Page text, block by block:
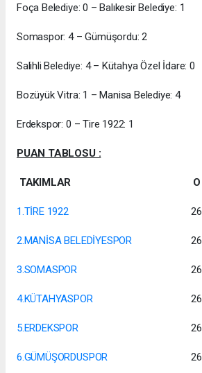
Foça Belediye: 0 – Balıkesir Belediye: 1
Somaspor: 4 – Gümüşordu: 2
Salihli Belediye: 4 – Kütahya Özel İdare: 0
Bozüyük Vitra: 1 – Manisa Belediye: 4
Erdekspor: 0 – Tire 1922: 1
PUAN TABLOSU :
TAKIMLAR O
1.TİRE 1922 26
2.MANİSA BELEDİYESPOR 26
3.SOMASPOR 26
4.KÜTAHYASPOR 26
5.ERDEKSPOR 26
6.GÜMÜŞORDUSPOR 26